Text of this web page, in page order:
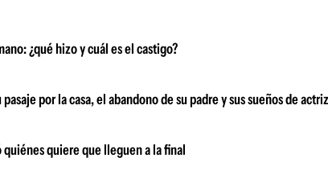
¿qué hizo y cuál es el castigo?
por la casa, el abandono de su padre y sus sueños de actriz
quiénes quiere que lleguen a la final